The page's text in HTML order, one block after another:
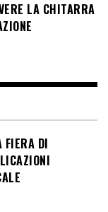
LA CHITARRA
DI